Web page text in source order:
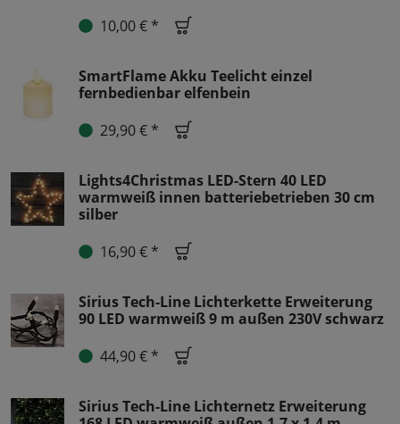
10,00 € *
SmartFlame Akku Teelicht einzel
fernbedienbar elfenbein
29,90 € *
Lights4Christmas LED-Stern 40 LED
warmweiß innen batteriebetrieben 30 cm
silber
16,90 € *
Sirius Tech-Line Lichterkette Erweiterung
90 LED warmweiß 9 m außen 230V schwarz
44,90 € *
Sirius Tech-Line Lichternetz Erweiterung